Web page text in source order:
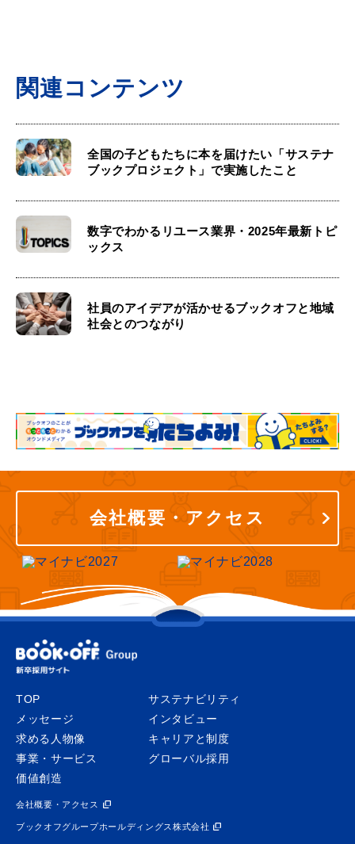
関連コンテンツ
全国の子どもたちに本を届けたい「サステナ
ブックプロジェクト」で実施したこと
数字でわかるリユース業界・2025年最新トピ
ックス
社員のアイデアが活かせるブックオフと地域
社会とのつながり
会社概要・アクセス
TOP
メッセージ
求める人物像
事業・サービス
価値創造
サステナビリティ
インタビュー
キャリアと制度
グローバル採用
会社概要・アクセス
ブックオフグループホールディングス株式会社